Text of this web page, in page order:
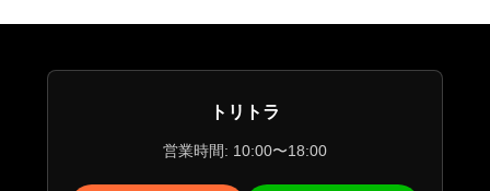
トリトラ
営業時間: 10:00〜18:00